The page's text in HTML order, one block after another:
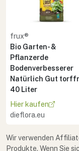
frux®
Bio Garten- &
Pflanzerde
Bodenverbesserer
Natürlich Gut
40 Liter
Hier kaufen
dieflora.eu
Wir verwenden
Produkte. Wenn Sie